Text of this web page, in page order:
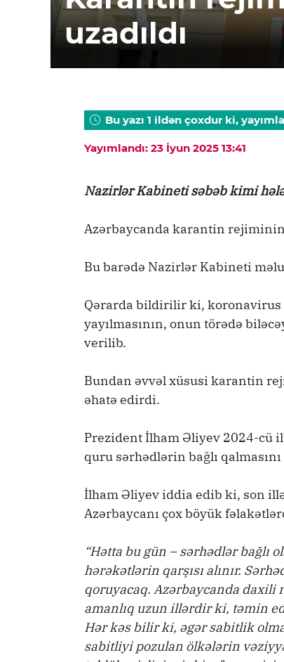
uzadıldı
Bu yazı 1 ildən çoxdur ki,
Yayımlandı: 23 İyun 2025 13:41
Nazirlər Kabineti səbəb kimi
Azərbaycanda karantin
Bu barədə Nazirlər Kabineti
Qərarda bildirilir ki, koronavirus
yayılmasının, onun törədə
verilib.
Bundan əvvəl xüsusi karantin
əhatə edirdi.
Prezident İlham Əliyev 2024-cü il
quru sərhədlərin bağlı
İlham Əliyev iddia edib ki, son
Azərbaycanı çox böyük
“Hətta bu gün – sərhədlər bağlı
hərəkətlərin qarşısı alınır.
qoruyacaq. Azərbaycanda
amanlıq uzun illərdir ki, təmin
Hər kəs bilir ki, əgər sabitlik
sabitliyi pozulan ölkələrin